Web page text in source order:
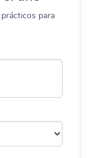
para